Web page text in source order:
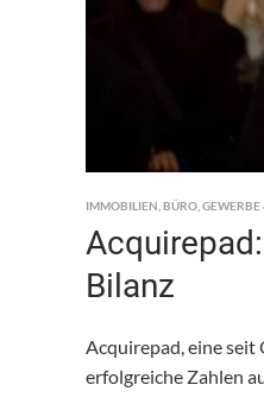
IMMOBILIEN BÜRO GEWERBE
Bilanz
Acquirepad, eine
erfolgreiche Zahlen